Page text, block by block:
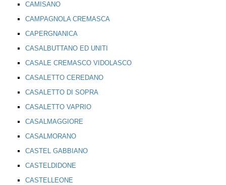
CAMISANO
CAMPAGNOLA CREMASCA
CAPERGNANICA
CASALBUTTANO ED UNITI
CASALE CREMASCO VIDOLASCO
CASALETTO CEREDANO
CASALETTO DI SOPRA
CASALETTO VAPRIO
CASALMAGGIORE
CASALMORANO
CASTEL GABBIANO
CASTELDIDONE
CASTELLEONE